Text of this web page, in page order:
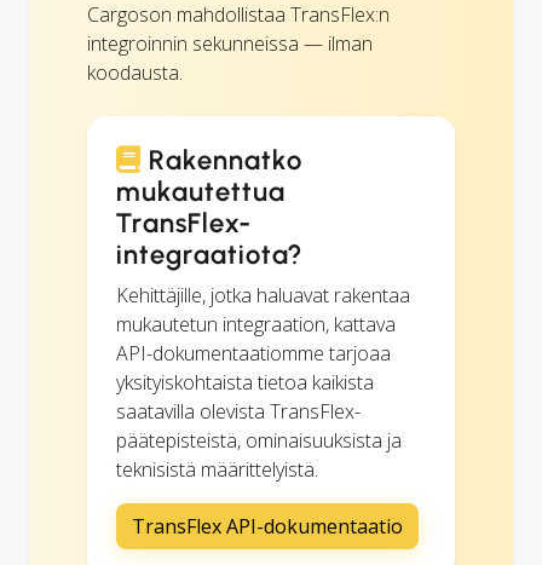
Cargoson mahdollistaa TransFlex:n
integroinnin sekunneissa — ilman
koodausta.
Rakennatko
mukautettua
TransFlex-
integraatiota?
Kehittäjille, jotka haluavat rakentaa
mukautetun integraation, kattava
API-dokumentaatiomme tarjoaa
yksityiskohtaista tietoa kaikista
saatavilla olevista TransFlex-
päätepisteistä, ominaisuuksista ja
teknisistä määrittelyistä.
TransFlex API-dokumentaatio